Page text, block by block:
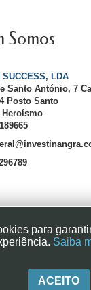
Somos
SUCCESS, LDA
Santo António, 7
Posto Santo
para
Saiba
ACEITO